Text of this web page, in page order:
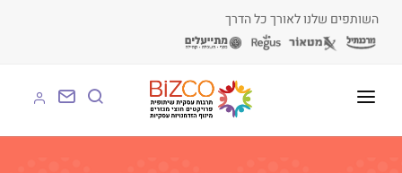
השותפים שלנו לאורך כל הדרך
על BIZCO